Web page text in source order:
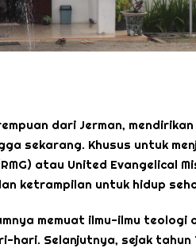
dari Jerman,
sekarang. Khusus untuk
atau United Evangelical
ketrampilan untuk hidup
memuat ilmu-ilmu
Selanjutnya, sejak tahun